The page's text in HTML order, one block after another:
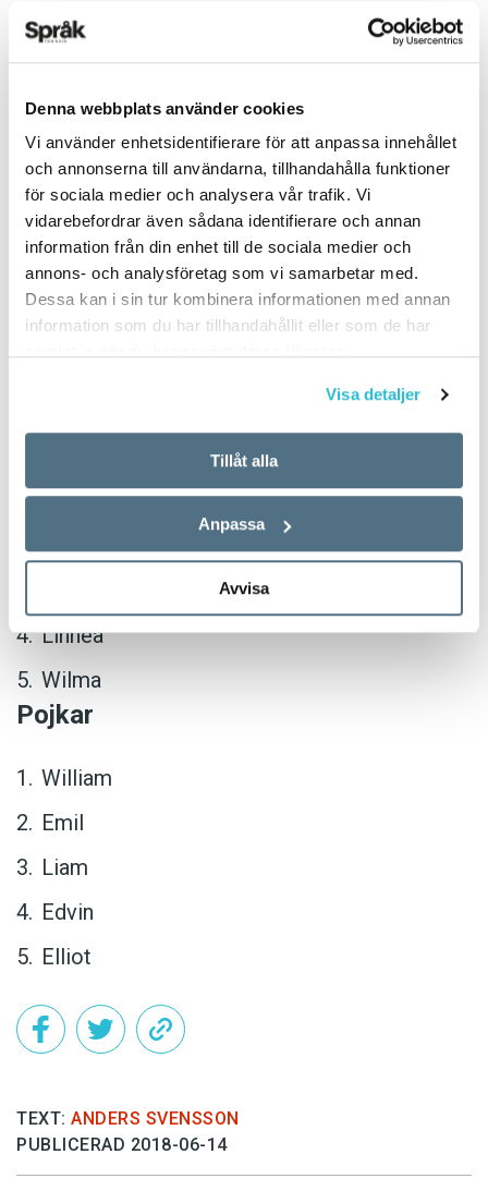
Denna webbplats använder cookies
Vi använder enhetsidentifierare för att anpassa innehållet
och annonserna till användarna, tillhandahålla funktioner
för sociala medier och analysera vår trafik. Vi
vidarebefordrar även sådana identifierare och annan
information från din enhet till de sociala medier och
annons- och analysföretag som vi samarbetar med.
Dessa kan i sin tur kombinera informationen med annan
information som du har tillhandahållit eller som de har
Visa detaljer
Tillåt alla
Anpassa
Avvisa
5 vanligaste
svenskspråkiga första
förnamnen för nyfödda
i Finland 2017
TEXT:ANDERS SVENSSON
PUBLICERAD 2018-06-14
Flickor
Ellen
Saga
Linnéa
Wilma
Pojkar
William
Emil
Liam
Edvin
Elliot
TEXT: ANDERS SVENSSON
PUBLICERAD 2018-06-14